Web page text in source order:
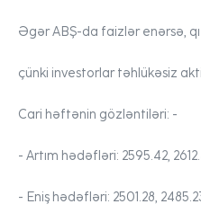
Əgər ABŞ-da faizlər enərsə,
çünki investorlar təhlükəsiz
Cari həftənin gözləntiləri: -
- Artım hədəfləri: 2595.42,
- Eniş hədəfləri: 2501.28,